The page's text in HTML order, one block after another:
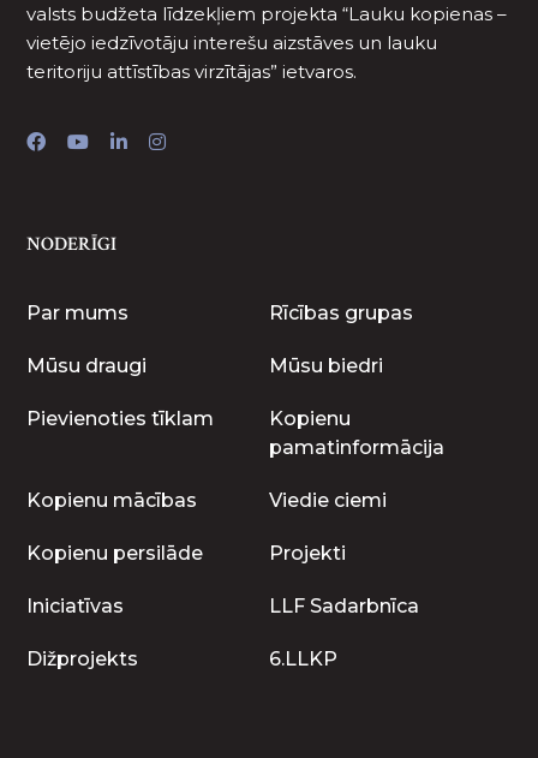
valsts budžeta līdzekļiem projekta “Lauku kopienas –
vietējo iedzīvotāju interešu aizstāves un lauku
teritoriju attīstības virzītājas” ietvaros.
NODERĪGI
Par mums Rīcības grupas
Mūsu draugi Mūsu biedri
Pievienoties tīklam
Kopienu
pamatinformācija
Kopienu mācības Viedie ciemi
Kopienu persilāde Projekti
Iniciatīvas LLF Sadarbnīca
Dižprojekts 6.LLKP